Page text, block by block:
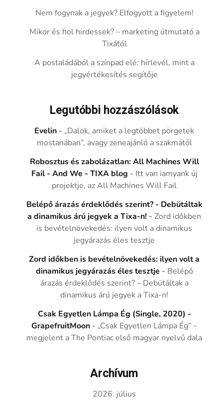
Nem fogynak a jegyek? Elfogyott a figyelem!
Mikor és hol hirdessek? – marketing útmutató a
Tixától
A postaládából a színpad elé: hírlevél, mint a
jegyértékesítés segítője
Legutóbbi hozzászólások
Evelin - „Dalok, amiket a legtöbbet pörgetek
mostanában”, avagy zeneajánló a szakmától
Robosztus és zabolázatlan: All Machines Will
Fail - And We - TIXA blog - Itt van iamyank új
projektje, az All Machines Will Fail
Belépő árazás érdeklődés szerint? - Debütáltak
a dinamikus árú jegyek a Tixa-n! -Zord időkben
is bevételnövekedés: ilyen volt a dinamikus
jegyárazás éles tesztje
Zord időkben is bevételnövekedés: ilyen volt a
dinamikus jegyárazás éles tesztje - Belépő
árazás érdeklődés szerint? – Debütáltak a
dinamikus árú jegyek a Tixa-n!
Csak Egyetlen Lámpa Ég (Single, 2020) -
GrapefruitMoon - „Csak Egyetlen Lámpa Ég” –
megjelent a The Pontiac első magyar nyelvű dala
Archívum
2026. július